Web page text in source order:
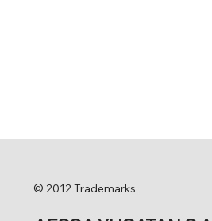
© 2012 Trademarks